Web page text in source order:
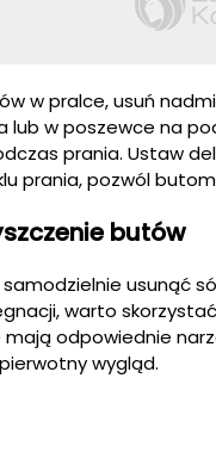
w pralce, usuń
w poszewce na
prania. Ustaw
prania, pozwól
butów
usunąć
warto
odpowiednie
wygląd.